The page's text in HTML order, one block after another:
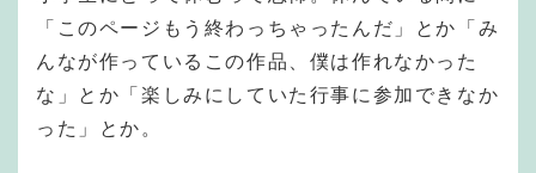
「このページもう終わっちゃったんだ」とか「み
んなが作っているこの作品、僕は作れなかった
な」とか「楽しみにしていた行事に参加できなか
った」とか。